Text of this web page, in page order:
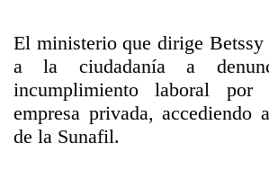
El ministerio que dirige
a la ciudadanía a
incumplimiento laboral
empresa privada, accediendo
de la Sunafil.